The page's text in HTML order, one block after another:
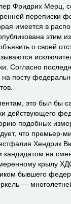
Фридрих Мерц,
переписки
имеется в
этим
о своей
Согласно
посту
это был бы
действующего
подобных
что премьер-
Хендрик
кандидатом на
крылу
бывшего
—